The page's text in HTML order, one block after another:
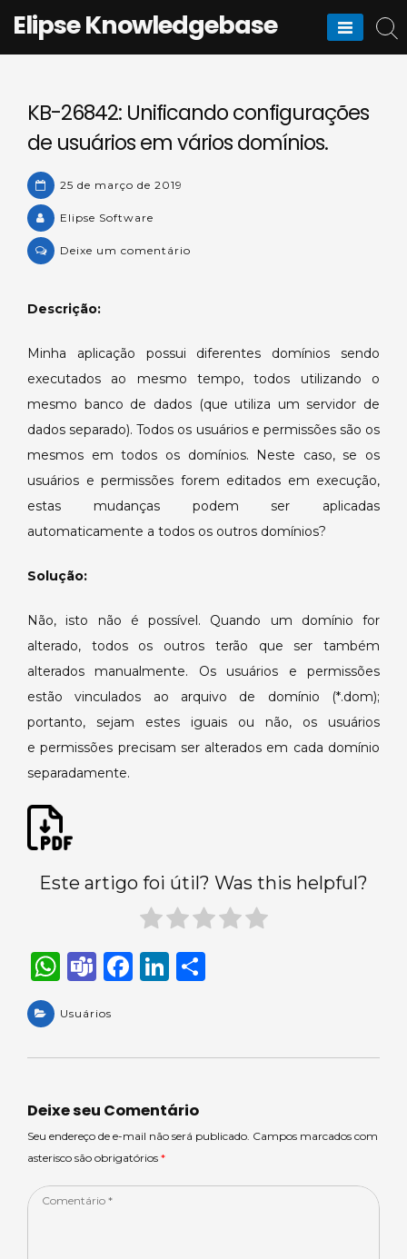
Elipse Knowledgebase
KB-26842: Unificando configurações
de usuários em vários domínios.
25 de março de 2019
Elipse Software
Deixe um comentário
de
usuários
em
vários
Descrição:
Minha aplicação possui diferentes domínios sendo
executados ao mesmo tempo, todos utilizando o
mesmo banco de dados (que utiliza um servidor de
dados separado). Todos os usuários e permissões são os
mesmos em todos os domínios. Neste caso, se os
usuários e permissões forem editados em execução,
estas mudanças podem ser aplicadas
automaticamente a todos os outros domínios?
Solução:
Não, isto não é possível. Quando um domínio for
alterado, todos os outros terão que ser também
alterados manualmente. Os usuários e permissões
estão vinculados ao arquivo de domínio (*.dom);
portanto, sejam estes iguais ou não, os usuários
e permissões precisam ser alterados em cada domínio
separadamente.
Este artigo foi útil? Was this helpful?
W
a
ts
p
p
T
a
m
F
e
o
o
k
Li
e
n
e
Usuários
Deixe seu Comentário
Seu endereço de e-mail não será publicado. Campos marcados com
asterisco são obrigatórios *
Comentário